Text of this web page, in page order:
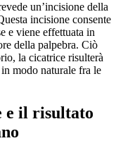
un’incisione della
incisione consente
e viene effettuata in
della palpebra. Ciò
la cicatrice risulterà
modo naturale fra le
e il risultato